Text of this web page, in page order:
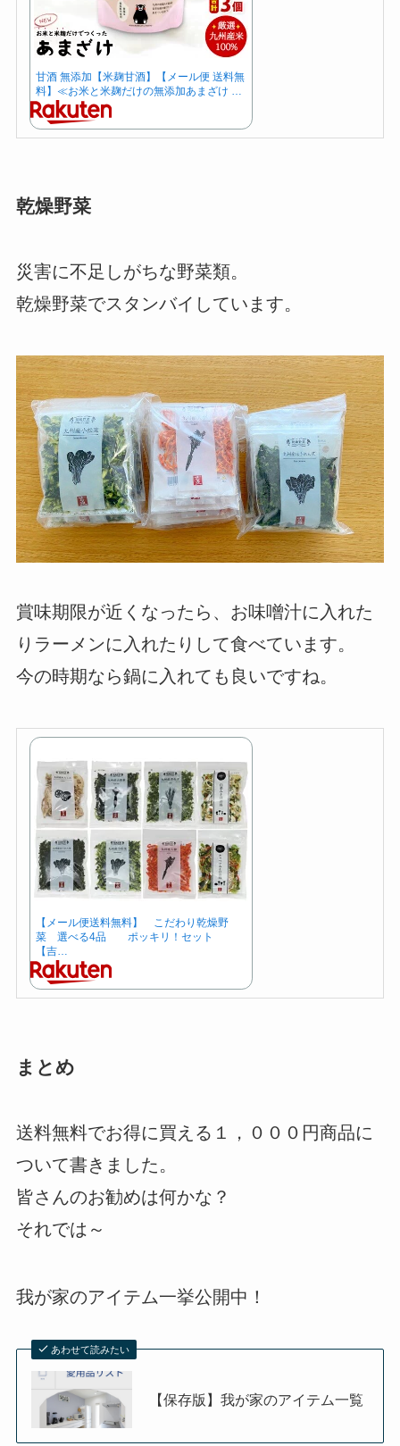
甘酒 無添加【米麹甘酒】【メール便 送料無
料】≪お米と米麹だけの無添加あまざけ …
乾燥野菜
災害に不足しがちな野菜類。
乾燥野菜でスタンバイしています。
賞味期限が近くなったら、お味噌汁に入れた
りラーメンに入れたりして食べています。
今の時期なら鍋に入れても良いですね。
【メール便送料無料】 こだわり乾燥野
菜 選べる4品 ポッキリ！セット
【吉…
まとめ
送料無料でお得に買える１，０００円商品に
ついて書きました。
皆さんのお勧めは何かな？
それでは～
我が家のアイテム一挙公開中！
あわせて読みたい
【保存版】我が家のアイテム一覧